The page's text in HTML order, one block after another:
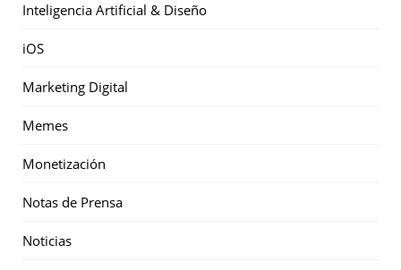
Inteligencia Artificial & Diseño
iOS
Marketing Digital
Memes
Monetización
Notas de Prensa
Noticias